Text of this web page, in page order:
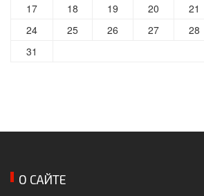
17
18 19 20 21
24
25 26 27 28
31
О САЙТЕ